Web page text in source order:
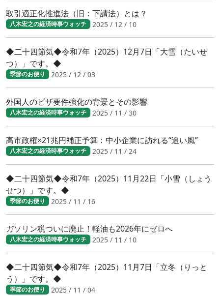
取引適正化推進法（旧：下請法）とは？
八木宏之の経済時事ウォッチ 2025 / 12 / 10
◆二十四節気◆令和7年（2025）12月7日「大雪（たいせ
つ）」です。◆
季節のお便り 2025 / 12 / 03
外国人のビザ要件強化の背景とその影響
八木宏之の経済時事ウォッチ 2025 / 11 / 30
高市政権×21兆円補正予算：中小企業に訪れる“追い風”
八木宏之の経済時事ウォッチ 2025 / 11 / 24
◆二十四節気◆令和7年（2025）11月22日「小雪（しょう
せつ）」です。◆
季節のお便り 2025 / 11 / 16
ガソリン税ついに廃止！軽油も2026年にゼロへ
八木宏之の経済時事ウォッチ 2025 / 11 / 10
◆二十四節気◆令和7年（2025）11月7日「立冬（りっと
う）」です。◆
季節のお便り 2025 / 11 / 04